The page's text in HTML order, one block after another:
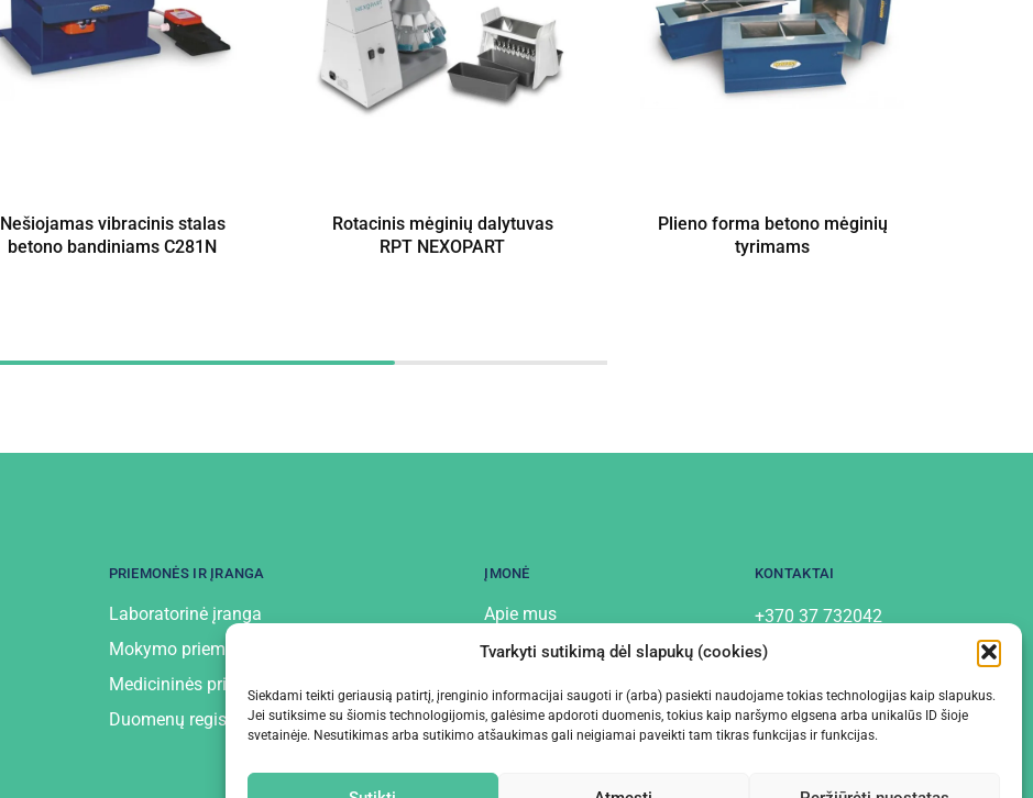
Tvarkyti sutikimą dėl slapukų (cookies)
Siekdami teikti geriausią patirtį, įrenginio informacijai saugoti ir (arba) pasiekti naudojame tokias technologijas kaip slapukus.
Jei sutiksime su šiomis technologijomis, galėsime apdoroti duomenis, tokius kaip naršymo elgsena arba unikalūs ID šioje
svetainėje. Nesutikimas arba sutikimo atšaukimas gali neigiamai paveikti tam tikras funkcijas ir funkcijas.
Nešiojamas vibracinis stalas
betono bandiniams C281N
Rotacinis mėginių dalytuvas
RPT NEXOPART
Plieno forma betono mėginių
tyrimams
PRIEMONĖS IR ĮRANGA
Laboratorinė įranga
Mokymo priemonės ir įranga
Medicininės priemonės ir įranga
Duomenų registratoriai
ĮMONĖ
Apie mus
Kontaktai
Privatumo politika
KONTAKTAI
+370 37 732042
info@labostera.lt